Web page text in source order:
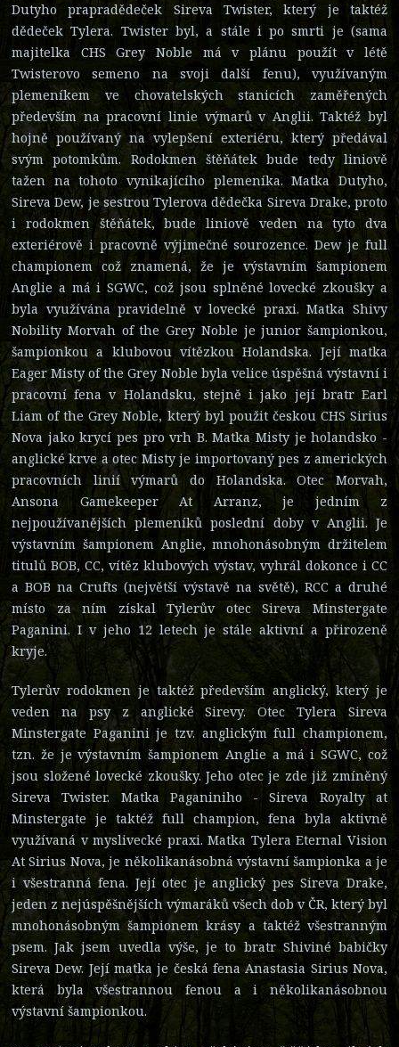
Dutyho prapradědeček Sireva Twister, který je taktéž
dědeček Tylera. Twister byl, a stále i po smrti je (sama
majitelka CHS Grey Noble má v plánu použít v létě
Twisterovo semeno na svoji další fenu), využívaným
plemeníkem ve chovatelských stanicích zaměřených
především na pracovní linie výmarů v Anglii. Taktéž byl
hojně používaný na vylepšení exteriéru, který předával
svým potomkům. Rodokmen štěňátek bude tedy liniově
tažen na tohoto vynikajícího plemeníka. Matka Dutyho,
Sireva Dew, je sestrou Tylerova dědečka Sireva Drake, proto
i rodokmen štěňátek, bude liniově veden na tyto dva
exteriérově i pracovně výjimečné sourozence. Dew je full
championem což znamená, že je výstavním šampionem
Anglie a má i SGWC, což jsou splněné lovecké zkoušky a
byla využívána pravidelně v lovecké praxi. Matka Shivy
Nobility Morvah of the Grey Noble je junior šampionkou,
šampionkou a klubovou vítězkou Holandska. Její matka
Eager Misty of the Grey Noble byla velice úspěšná výstavní i
pracovní fena v Holandsku, stejně i jako její bratr Earl
Liam of the Grey Noble, který byl použit českou CHS Sirius
Nova jako krycí pes pro vrh B. Matka Misty je holandsko -
anglické krve a otec Misty je importovaný pes z amerických
pracovních linií výmarů do Holandska. Otec Morvah,
Ansona Gamekeeper At Arranz, je jedním z
nejpoužívanějších plemeníků poslední doby v Anglii. Je
výstavním šampionem Anglie, mnohonásobným držitelem
titulů BOB, CC, vítěz klubových výstav, vyhrál dokonce i CC
a BOB na Crufts (největší výstavě na světě), RCC a druhé
místo za ním získal Tylerův otec Sireva Minstergate
Paganini. I v jeho 12 letech je stále aktivní a přirozeně
kryje.
Tylerův rodokmen je taktéž především anglický, který je
veden na psy z anglické Sirevy. Otec Tylera Sireva
Minstergate Paganini je tzv. anglickým full championem,
tzn. že je výstavním šampionem Anglie a má i SGWC, což
jsou složené lovecké zkoušky. Jeho otec je zde již zmíněný
Sireva Twister. Matka Paganiniho - Sireva Royalty at
Minstergate je taktéž full champion, fena byla aktivně
využívaná v myslivecké praxi. Matka Tylera Eternal Vision
At Sirius Nova, je několikanásobná výstavní šampionka a je
i všestranná fena. Její otec je anglický pes Sireva Drake,
jeden z nejúspěšnějších výmaráků všech dob v ČR, který byl
mnohonásobným šampionem krásy a taktéž všestranným
psem. Jak jsem uvedla výše, je to bratr Shiviné babičky
Sireva Dew. Její matka je česká fena Anastasia Sirius Nova,
která byla všestrannou fenou a i několikanásobnou
výstavní šampionkou.